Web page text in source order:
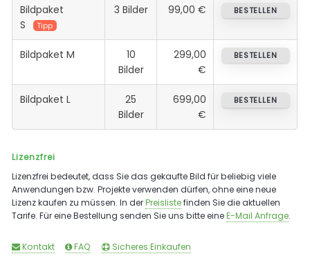
Bildpaket
S
Tipp
3 Bilder 99,00 € BESTELLEN
Bildpaket M
10
Bilder
299,00
€
BESTELLEN
Bildpaket L
25
Bilder
699,00
€
BESTELLEN
Lizenzfrei
Lizenzfrei bedeutet, dass Sie das gekaufte Bild für beliebig viele
Anwendungen bzw. Projekte verwenden dürfen, ohne eine neue
Lizenz kaufen zu müssen. In derPreislistefinden Sie die aktuellen
Tarife. Für eine Bestellung senden Sie uns bitte eineE-Mail Anfrage.
Kontakt FAQ Sicheres Einkaufen